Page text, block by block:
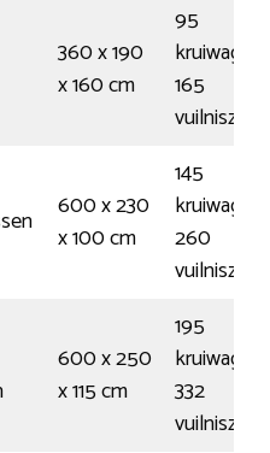
360 x 190
x 160 cm
95
165
600 x 230
x 100 cm
145
260
600 x 250
x 115 cm
195
332